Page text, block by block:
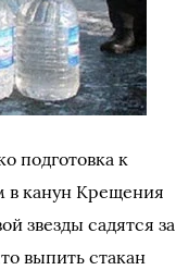
подготовка к
в канун Крещения
звезды садятся за
выпить стакан